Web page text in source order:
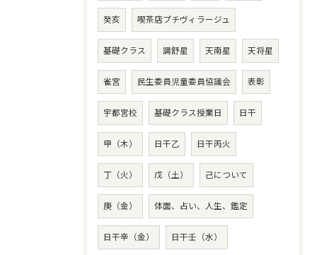
癸亥 喫茶店プチヴィラージュ
基礎クラス 調舒星 天南星 天将星
雀宮 民生委員児童委員協議会 表彰
宇都宮校 基礎クラス授業日 日干
甲（木） 日干乙 日干丙火
丁（火） 戊（土） 己について
庚（金） 体面、占い、人生、鑑定
日干辛（金） 日干壬（水）